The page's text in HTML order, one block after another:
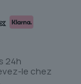
24h
le chez